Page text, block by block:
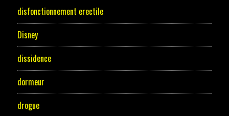
disfonctionnement erectile
Disney
dissidence
dormeur
drogue